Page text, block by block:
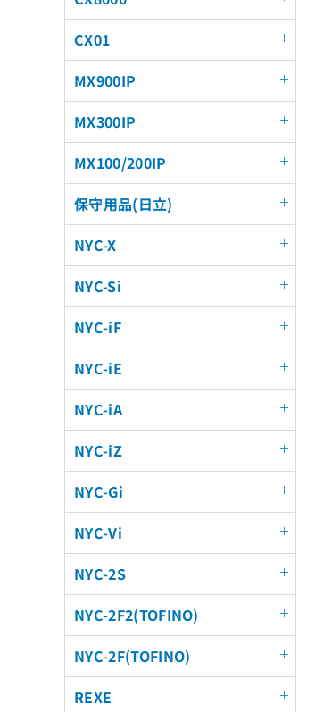
CX01
MX900IP
MX300IP
MX100/200IP
保守用品(日立)
NYC-X
NYC-Si
NYC-iF
NYC-iE
NYC-iA
NYC-iZ
NYC-Gi
NYC-Vi
NYC-2S
NYC-2F2(TOFINO)
NYC-2F(TOFINO)
REXE